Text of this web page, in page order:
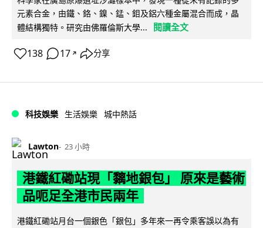
元素合金，由鐵、鉻、鎳、錳、鉬及鋁六種金屬混合而成，晶
體結構獨特。研究由佛羅倫斯大學...
閱讀全文
138 17 ↗ 分享
科技娛樂 生活娛樂 城中熱話
Lawton 23 小時
港鐵紅磡站現「黐地銀包」 原來是藝術
品呃足全港市民兩年
港鐵紅磡站月台一個銀色「銀包」多年來一再令乘客誤以為有